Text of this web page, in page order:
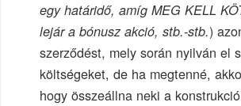
egy határidő, amíg MEG KELL
lejár a bónusz akció, stb.-stb.)
szerződést, mely során nyilván el
költségeket, de ha megtenné,
hogy összeállna neki a